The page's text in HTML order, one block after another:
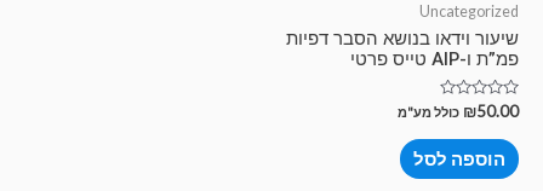
Uncategorized
שיעור וידאו בנושא הסבר דפיות
פמ”ת ו-AIP טייס פרטי
דורג
מתוך
5
₪50.00 כולל מע"מ
הוספה לסל